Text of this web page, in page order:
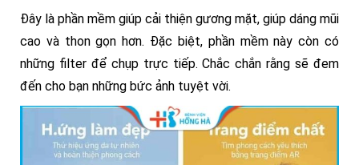
Đây là phần mềm giúp cải thiện gương mặt, giúp dáng mũi
cao và thon gọn hơn. Đặc biệt, phần mềm này còn có
những filter để chụp trực tiếp. Chắc chắn rằng sẽ đem
đến cho bạn những bức ảnh tuyệt vời.